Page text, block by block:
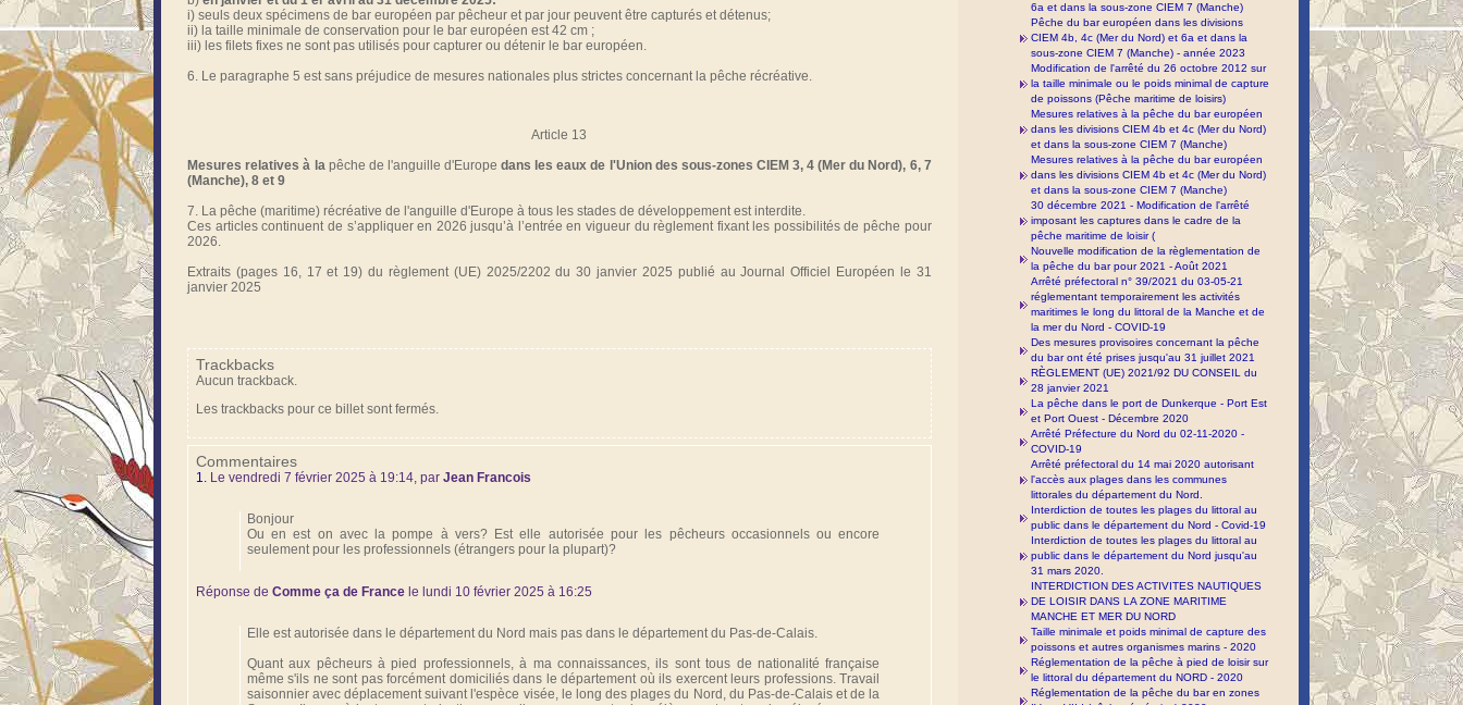
i) seuls deux spécimens de bar européen par pêcheur et par jour peuvent être capturés et détenus;
ii) la taille minimale de conservation pour le bar européen est 42 cm ;
iii) les filets fixes ne sont pas utilisés pour capturer ou détenir le bar européen.
6. Le paragraphe 5 est sans préjudice de mesures nationales plus strictes concernant la pêche récréative.
Article 13
Mesures relatives à la pêche de l'anguille d'Europe dans les eaux de l'Union des sous-zones CIEM 3, 4 (Mer du Nord), 6, 7
(Manche), 8 et 9
7. La pêche (maritime) récréative de l'anguille d'Europe à tous les stades de développement est interdite.
Ces articles continuent de s’appliquer en 2026 jusqu’à l’entrée en vigueur du règlement fixant les possibilités de pêche pour
2026.
Extraits (pages 16, 17 et 19) du règlement (UE) 2025/2202 du 30 janvier 2025 publié au Journal Officiel Européen le 31
janvier 2025
Trackbacks
Aucun trackback.
Les trackbacks pour ce billet sont fermés.
Commentaires
1.Le vendredi 7 février 2025 à 19:14, par Jean Francois
Bonjour
Ou en est on avec la pompe à vers? Est elle autorisée pour les pêcheurs occasionnels ou encore
seulement pour les professionnels (étrangers pour la plupart)?
Réponse de Comme ça de Francele lundi 10 février 2025 à 16:25
Elle est autorisée dans le département du Nord mais pas dans le département du Pas-de-Calais.
Quant aux pêcheurs à pied professionnels, à ma connaissances, ils sont tous de nationalité française
même s'ils ne sont pas forcément domiciliés dans le département où ils exercent leurs professions. Travail
saisonnier avec déplacement suivant l'espèce visée, le long des plages du Nord, du Pas-de-Calais et de la
6a et dans la sous-zone CIEM 7 (Manche)
Pêche du bar européen dans les divisions
CIEM 4b, 4c (Mer du Nord) et 6a et dans la
sous-zone CIEM 7 (Manche) - année 2023
Modification de l'arrêté du 26 octobre 2012 sur
la taille minimale ou le poids minimal de capture
de poissons (Pêche maritime de loisirs)
Mesures relatives à la pêche du bar européen
dans les divisions CIEM 4b et 4c (Mer du Nord)
et dans la sous-zone CIEM 7 (Manche)
Mesures relatives à la pêche du bar européen
dans les divisions CIEM 4b et 4c (Mer du Nord)
et dans la sous-zone CIEM 7 (Manche)
30 décembre 2021 - Modification de l'arrêté
imposant les captures dans le cadre de la
pêche maritime de loisir (
Nouvelle modification de la règlementation de
la pêche du bar pour 2021 - Août 2021
Arrêté préfectoral n° 39/2021 du 03-05-21
réglementant temporairement les activités
maritimes le long du littoral de la Manche et de
la mer du Nord - COVID-19
Des mesures provisoires concernant la pêche
du bar ont été prises jusqu'au 31 juillet 2021
RÈGLEMENT (UE) 2021/92 DU CONSEIL du
28 janvier 2021
La pêche dans le port de Dunkerque - Port Est
et Port Ouest - Décembre 2020
Arrêté Préfecture du Nord du 02-11-2020 -
COVID-19
Arrêté préfectoral du 14 mai 2020 autorisant
l'accès aux plages dans les communes
littorales du département du Nord.
Interdiction de toutes les plages du littoral au
public dans le département du Nord - Covid-19
Interdiction de toutes les plages du littoral au
public dans le département du Nord jusqu'au
31 mars 2020.
INTERDICTION DES ACTIVITES NAUTIQUES
DE LOISIR DANS LA ZONE MARITIME
MANCHE ET MER DU NORD
Taille minimale et poids minimal de capture des
poissons et autres organismes marins - 2020
Réglementation de la pêche à pied de loisir sur
le littoral du département du NORD - 2020
Réglementation de la pêche du bar en zones